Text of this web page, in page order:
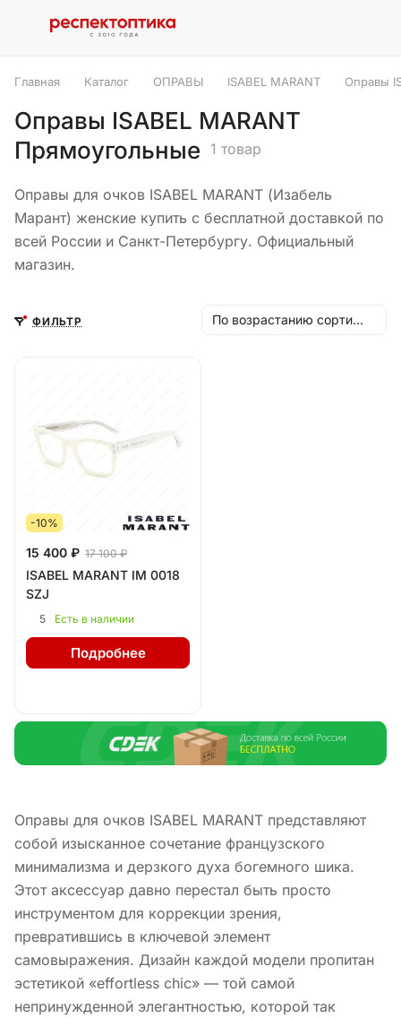
Главная Каталог ОПРАВЫ ISABEL MARANT Оправы
Оправы ISABEL MARANT
Прямоугольные
1 товар
Оправы для очков ISABEL MARANT (Изабель
Марант) женские купить с бесплатной доставкой по
всей России и Санкт-Петербургу. Официальный
магазин.
ФИЛЬТР По возрастанию сортировки
-10%
15 400 ₽ 17 100 ₽
ISABEL MARANT IM 0018
SZJ
5 Есть в наличии
Подробнее
Оправы для очков ISABEL MARANT представляют
собой изысканное сочетание французского
минимализма и дерзкого духа богемного шика.
Этот аксессуар давно перестал быть просто
инструментом для коррекции зрения,
превратившись в ключевой элемент
самовыражения. Дизайн каждой модели пропитан
эстетикой «effortless chic» — той самой
непринужденной элегантностью, которой так